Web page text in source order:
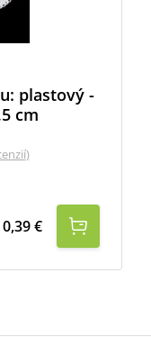
plastový -
cm
)
0,39 €